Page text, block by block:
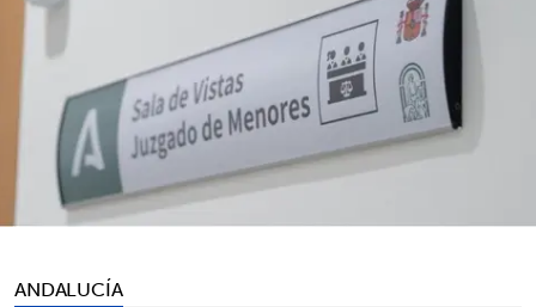
ANDALUCÍA